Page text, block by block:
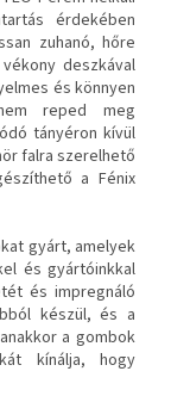
érdekében
zuhanó, hőre
deszkával
és könnyen
reped meg
tányéron kívül
falra szerelhető
a Fénix
gyárt, amelyek
és gyártóinkkal
és impregnáló
készül, és a
a gombok
kínálja, hogy